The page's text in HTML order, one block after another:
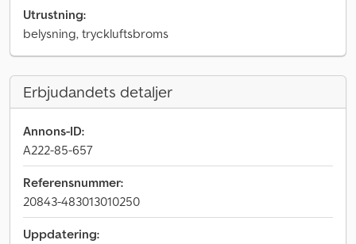
Utrustning:
belysning, tryckluftsbroms
Erbjudandets detaljer
Annons-ID:
A222-85-657
Referensnummer:
20843-483013010250
Uppdatering: